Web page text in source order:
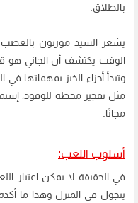
بالطلاق.
يشعر السيد مورتون بالغضب
الوقت يكتشف أن الجاني هو
وتبدأ أجزاء الخبز بمهماتها
مجانًا.
أسلوب اللعب:
في الحقيقة لا يمكن اعتبار
يتجول في المنزل وهذا ما